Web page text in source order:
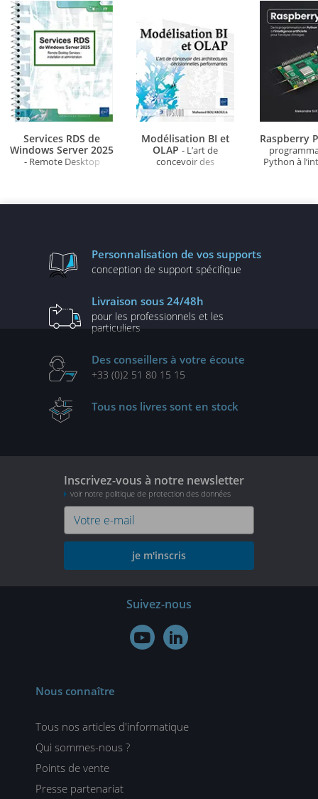
Services RDS de
Windows Server 2025
- Remote Desktop
Modélisation BI et
OLAP - L’art de
concevoir des
Raspberry
Python à
Personnalisation de vos supports
conception de support spécifique
Livraison sous 24/48h
pour les professionnels et les
particuliers
Des conseillers à votre écoute
+33 (0)2 51 80 15 15
Tous nos livres sont en stock
Inscrivez-vous à notre newsletter
voir notre politique de protection des données
je m'inscris
Suivez-nous
 
Nous connaître
Tous nos articles d'informatique
Qui sommes-nous ?
Points de vente
Presse partenariat